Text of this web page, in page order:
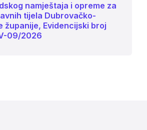
namještaja i opreme za
tijela Dubrovačko-
županije, Evidencijski broj
09/2026